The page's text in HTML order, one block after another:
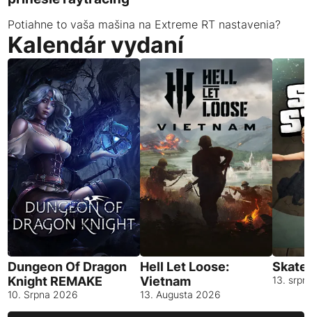
Potiahne to vaša mašina na Extreme RT nastavenia?
Kalendár vydaní
Dungeon Of Dragon
Knight REMAKE
10. Srpna 2026
Hell Let Loose:
Vietnam
13. Augusta 2026
13.